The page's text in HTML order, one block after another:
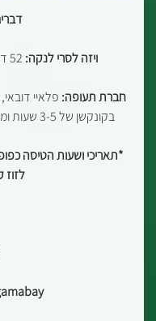
ויזה לסרי לנקה:
חברת תעופה: פלאיי
בקונקשן
*תאריכי ושעות הטיסה